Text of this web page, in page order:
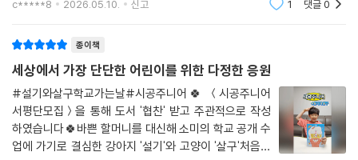
c*****8 2026.05.10. 신고 1 댓글0
종이책
세상에서 가장 단단한 어린이를 위한 다정한 응원
#설기와살구학교가는날#시공주니어🍀 ＜시공주니어
서평단모집＞을 통해 도서 '협찬' 받고 주관적으로 작성
하였습니다🍀바쁜 할머니를 대신해 소미의 학교 공개 수
업에 가기로 결심한 강아지 '설기'와 고양이 '살구'처음엔